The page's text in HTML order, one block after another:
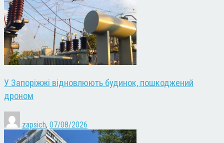
У Запоріжжі відновлюють будинок, пошкоджений
дроном
zapsich, 07/08/2026